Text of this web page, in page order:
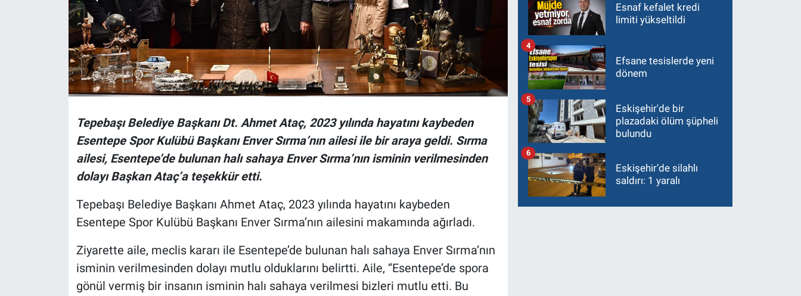
Tepebaşı Belediye Başkanı Dt. Ahmet Ataç, 2023 yılında hayatını kaybeden
Esentepe Spor Kulübü Başkanı Enver Sırma’nın ailesi ile bir araya geldi. Sırma
ailesi, Esentepe’de bulunan halı sahaya Enver Sırma’nın isminin verilmesinden
dolayı Başkan Ataç’a teşekkür etti.
Tepebaşı Belediye Başkanı Ahmet Ataç, 2023 yılında hayatını kaybeden
Esentepe Spor Kulübü Başkanı Enver Sırma’nın ailesini makamında ağırladı.
Ziyarette aile, meclis kararı ile Esentepe’de bulunan halı sahaya Enver Sırma’nın
isminin verilmesinden dolayı mutlu olduklarını belirtti. Aile, “Esentepe’de spora
gönül vermiş bir insanın isminin halı sahaya verilmesi bizleri mutlu etti. Bu
Esnaf kefalet kredi
limiti yükseltildi
Efsane tesislerde yeni
dönem
4
Eskişehir'de bir
plazadaki ölüm şüpheli
bulundu
5
Eskişehir’de silahlı
saldırı: 1 yaralı
6
Magazin
Bilim ve Teknoloji